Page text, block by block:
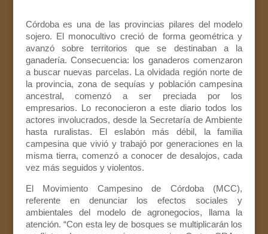
Córdoba es una de las provincias pilares del modelo
sojero. El monocultivo creció de forma geométrica y
avanzó sobre territorios que se destinaban a la
ganadería. Consecuencia: los ganaderos comenzaron
a buscar nuevas parcelas. La olvidada región norte de
la provincia, zona de sequías y población campesina
ancestral, comenzó a ser preciada por los
empresarios. Lo reconocieron a este diario todos los
actores involucrados, desde la Secretaría de Ambiente
hasta ruralistas. El eslabón más débil, la familia
campesina que vivió y trabajó por generaciones en la
misma tierra, comenzó a conocer de desalojos, cada
vez más seguidos y violentos.
El Movimiento Campesino de Córdoba (MCC),
referente en denunciar los efectos sociales y
ambientales del modelo de agronegocios, llama la
atención. “Con esta ley de bosques se multiplicarán los